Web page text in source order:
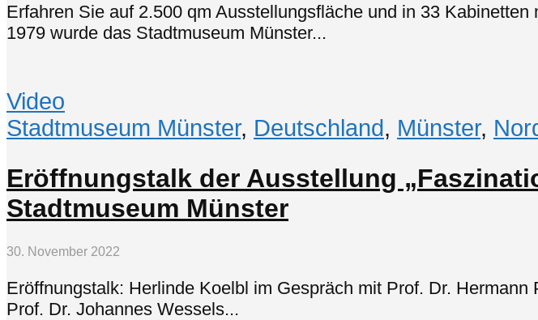
Erfahren Sie auf 2.500 qm Ausstellungsfläche und in 33
1979 wurde das Stadtmuseum Münster...
Video
Stadtmuseum Münster, Deutschland, Münster,
Eröffnungstalk der Ausstellung
Stadtmuseum Münster
30. November 2022
Eröffnungstalk: Herlinde Koelbl im Gespräch mit Prof. Dr.
Prof. Dr. Johannes Wessels...